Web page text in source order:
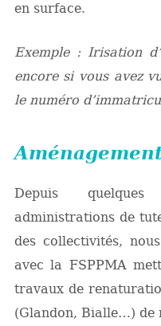
en surface.
Exemple : Irisation
encore si vous avez
le numéro
Depuis
administrations de
des collectivités,
avec la FSPPMA
travaux de
(Glandon, Bialle…) de